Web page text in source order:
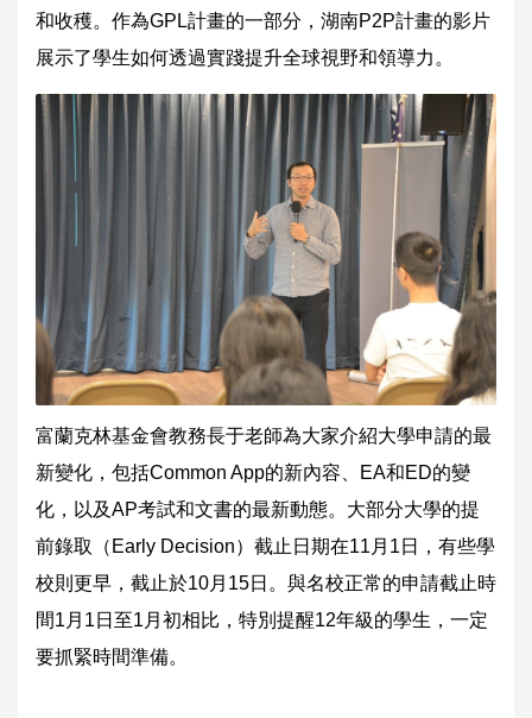
和收穫。作為GPL計畫的一部分，湖南P2P計畫的影片
展示了學生如何透過實踐提升全球視野和領導力。
富蘭克林基金會教務長于老師為大家介紹大學申請的最
新變化，包括Common App的新內容、EA和ED的變
化，以及AP考試和文書的最新動態。大部分大學的提
前錄取（Early Decision）截止日期在11月1日，有些學
校則更早，截止於10月15日。與名校正常的申請截止時
間1月1日至1月初相比，特別提醒12年級的學生，一定
要抓緊時間準備。